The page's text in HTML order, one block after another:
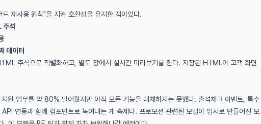
재사용 원칙"을 지켜 호환성을 유지한 점이었다.
주석
데이터
주석으로 직렬화하고, 별도 창에서 실시간 미리보기를 한다. 저장된 HTML이 고객 화면
원 업무를 약 80% 덜어줬지만 아직 모든 기능을 대체하지는 못했다. 출석체크 이벤트, 특수
연동과 함께 컴포넌트로 녹여내는 게 숙제다. 프로모션 관련된 모델이 임시로 만들어진 모